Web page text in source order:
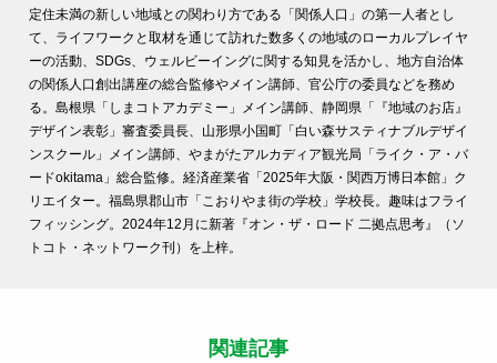
定住未満の新しい地域との関わり方である「関係人口」の第一人者とし
て、ライフワークと取材を通じて訪れた数多くの地域のローカルプレイヤ
ーの活動、SDGs、ウェルビーイングに関する知見を活かし、地方自治体
の関係人口創出講座の総合監修やメイン講師、官公庁の委員などを務め
る。島根県「しまコトアカデミー」メイン講師、静岡県「『地域のお店』
デザイン表彰」審査委員長、山形県小国町「白い森サスティナブルデザイ
ンスクール」メイン講師、やまがたアルカディア観光局「ライク・ア・バ
ードokitama」総合監修。経済産業省「2025年大阪・関西万博日本館」ク
リエイター。福島県郡山市「こおりやま街の学校」学校長。趣味はフライ
フィッシング。2024年12月に新著『オン・ザ・ロード 二拠点思考』（ソ
トコト・ネットワーク刊）を上梓。
関連記事